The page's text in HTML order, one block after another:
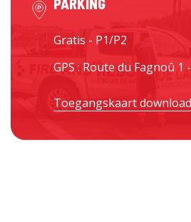
PARKING
Gratis - P1/P2
GPS : Route du Fagnoû 1
Toegangskaart